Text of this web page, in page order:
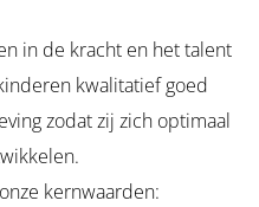
in de kracht en het talent
kwalitatief goed
zodat zij zich optimaal
kernwaarden: